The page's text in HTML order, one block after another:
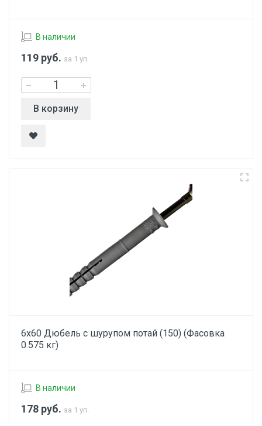
В наличии
119 руб. за 1 уп.
В корзину
6х60 Дюбель с шурупом потай (150) (Фасовка
0.575 кг)
В наличии
178 руб. за 1 уп.